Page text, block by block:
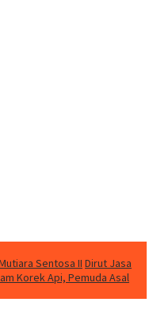
Sentosa II Dirut Jasa
Korek Api, Pemuda Asal